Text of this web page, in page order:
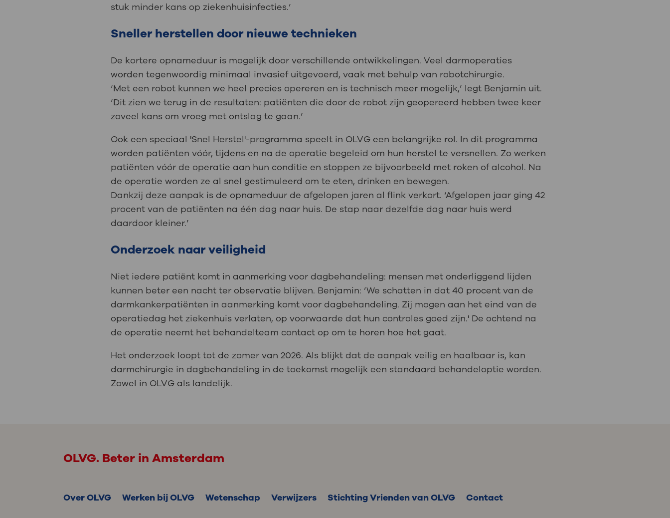
stuk minder kans op ziekenhuisinfecties.’
Sneller herstellen door nieuwe technieken
De kortere opnameduur is mogelijk door verschillende ontwikkelingen. Veel darmoperaties
worden tegenwoordig minimaal invasief uitgevoerd, vaak met behulp van robotchirurgie.
‘Met een robot kunnen we heel precies opereren en is technisch meer mogelijk,’ legt Benjamin uit.
‘Dit zien we terug in de resultaten: patiënten die door de robot zijn geopereerd hebben twee keer
zoveel kans om vroeg met ontslag te gaan.’
Ook een speciaal 'Snel Herstel'-programma speelt in OLVG een belangrijke rol. In dit programma
worden patiënten vóór, tijdens en na de operatie begeleid om hun herstel te versnellen. Zo werken
patiënten vóór de operatie aan hun conditie en stoppen ze bijvoorbeeld met roken of alcohol. Na
de operatie worden ze al snel gestimuleerd om te eten, drinken en bewegen.
Dankzij deze aanpak is de opnameduur de afgelopen jaren al flink verkort. ‘Afgelopen jaar ging 42
procent van de patiënten na één dag naar huis. De stap naar dezelfde dag naar huis werd
daardoor kleiner.’
Onderzoek naar veiligheid
Niet iedere patiënt komt in aanmerking voor dagbehandeling: mensen met onderliggend lijden
kunnen beter een nacht ter observatie blijven. Benjamin: ’We schatten in dat 40 procent van de
darmkankerpatiënten in aanmerking komt voor dagbehandeling. Zij mogen aan het eind van de
operatiedag het ziekenhuis verlaten, op voorwaarde dat hun controles goed zijn.' De ochtend na
de operatie neemt het behandelteam contact op om te horen hoe het gaat.
Het onderzoek loopt tot de zomer van 2026. Als blijkt dat de aanpak veilig en haalbaar is, kan
darmchirurgie in dagbehandeling in de toekomst mogelijk een standaard behandeloptie worden.
Zowel in OLVG als landelijk.
OLVG. Beter in Amsterdam
Over OLVG Werken bij OLVG Wetenschap Verwijzers Stichting Vrienden van OLVG Contact